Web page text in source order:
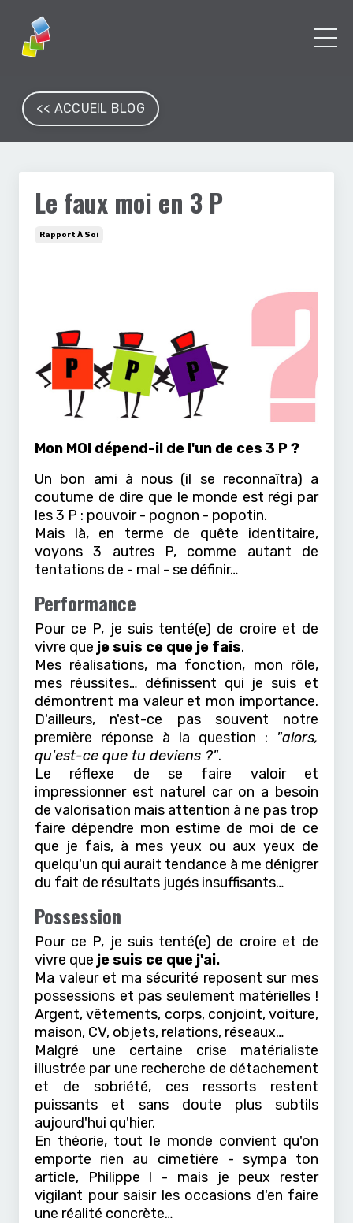
<< ACCUEIL BLOG
Le faux moi en 3 P
Rapport À Soi
Mon MOI dépend-il de l'un de ces 3 P ?
Un bon ami à nous (il se reconnaîtra) a
coutume de dire que le monde est régi par
les 3 P : pouvoir - pognon - popotin.
Mais là, en terme de quête identitaire,
voyons 3 autres P, comme autant de
tentations de - mal - se définir…
Performance
Pour ce P, je suis tenté(e) de croire et de
vivre que je suis ce que je fais.
Mes réalisations, ma fonction, mon rôle,
mes réussites… définissent qui je suis et
démontrent ma valeur et mon importance.
D'ailleurs, n'est-ce pas souvent notre
première réponse à la question : "alors,
qu'est-ce que tu deviens ?".
Le réflexe de se faire valoir et
impressionner est naturel car on a besoin
de valorisation mais attention à ne pas trop
faire dépendre mon estime de moi de ce
que je fais, à mes yeux ou aux yeux de
quelqu'un qui aurait tendance à me dénigrer
du fait de résultats jugés insuffisants…
Possession
Pour ce P, je suis tenté(e) de croire et de
vivre que je suis ce que j'ai.
Ma valeur et ma sécurité reposent sur mes
possessions et pas seulement matérielles !
Argent, vêtements, corps, conjoint, voiture,
maison, CV, objets, relations, réseaux…
Malgré une certaine crise matérialiste
illustrée par une recherche de détachement
et de sobriété, ces ressorts restent
puissants et sans doute plus subtils
aujourd'hui qu'hier.
En théorie, tout le monde convient qu'on
emporte rien au cimetière - sympa ton
article, Philippe ! - mais je peux rester
vigilant pour saisir les occasions d'en faire
une réalité concrète…